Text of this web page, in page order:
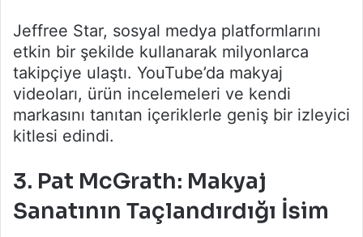
Jeffree Star, sosyal medya platformlarını
etkin bir şekilde kullanarak milyonlarca
takipçiye ulaştı. YouTube’da makyaj
videoları, ürün incelemeleri ve kendi
markasını tanıtan içeriklerle geniş bir izleyici
kitlesi edindi.
3. Pat McGrath: Makyaj
Sanatının Taçlandırdığı İsim